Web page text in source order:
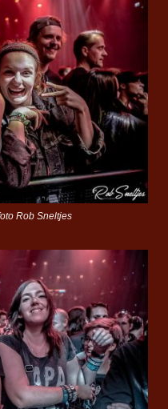
Rob Sneltjes